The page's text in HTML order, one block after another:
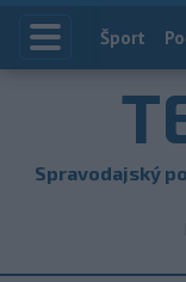
Index
Šport
Spravodajský